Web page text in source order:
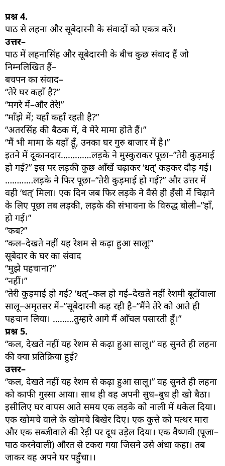
प्रश्न4.
पाठ से लहना और सूबेदारनी के संवादों को एकत्र करें।
उत्तर–
पाठ में लहनासिंह और सूबेदारनी के बीच कुछ संवाद हैं जो
निम्नलिखित हैं–
बचपन का संवाद–
“तेरे घर कहाँ है?”
“मगरे में–और तेरे!”
“माँझे में; यहाँ कहाँ रहती है?”
“अतरसिंह की बैठक में, वे मेरे मामा होते हैं।”
“मैं भी मामा के यहाँ हूँ, उनका घर गुरु बाजार में है।”
इतने में दूकानदार………….लड़के ने मुस्कुराकर पूछा–”तेरी कुड़माई
हो गई?” इस पर लड़की कुछ आँखें चढ़ाकर ‘धत्’ कहकर दौड़ गई।
…………लड़के ने फिर पूछा–”तेरी कुड़माई हो गई?” और उत्तर में
वही ‘धत्’ मिला। एक दिन जब फिर लड़के ने वैसे ही हँसी में चिढ़ाने
के लिए पूछा तब लड़की, लड़के की संभावना के विरुद्ध बोली–”हाँ,
हो गई।”
“कब?”
“कल–देखते नहीं यह रेशम से कढ़ा हुआ सालू!”
सूबेदार के घर का संवाद
“मुझे पहचाना?”
“नहीं।”
“तेरी कुड़माई हो गई? ‘धत्’–कल हो गई–देखते नहीं रेशमी बूटोंवाला
सालू–अमृतसर में–”सूबेदारनी कह रही है–”मैंने तेरे को आते ही
पहचान लिया। ………तुम्हारे आगे मैं आँचल पसारती हूँ।”
प्रश्न5.
“कल, देखते नहीं यह रेशम से कढ़ा हुआ सालू।” वह सुनते ही लहना
की क्या प्रतिक्रिया हुई?
उत्तर–
“कल, देखते नहीं यह रेशम से कढ़ा हुआ सालू।” वह सुनते ही लहना
को काफी गुस्सा आया। साथ ही वह अपनी सुध–बुध ही खो बैठा।
इसीलिए घर वापस आते समय एक लड़के को नाली में धकेल दिया।
एक खोमचे वाले के खोमचे बिखेर दिए। एक कुत्ते को पत्थर मारा
और एक सब्जीवाले की रेड़ी पर दूध उड़ेल दिया। एक वैष्णवी (पूजा–
पाठ करनेवाली) औरत से टकरा गया जिसने उसे अंधा कहा। तब
जाकर वह अपने घर पहुँचा।।